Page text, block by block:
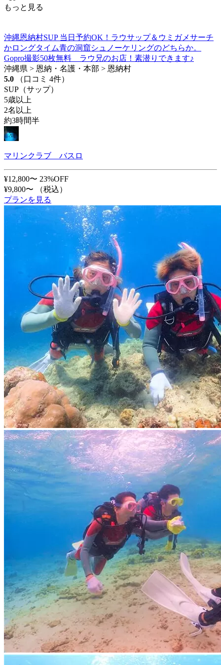
もっと見る
沖縄恩納村SUP 当日予約OK！ラウサップ＆ウミガメサーチ
かロングタイム青の洞窟シュノーケリングのどちらか。
Gopro撮影50枚無料 ラウ兄のお店！素潜りできます♪
沖縄県 > 恩納・名護・本部 > 恩納村
5.0
（口コミ 4件）
SUP（サップ）
5歳以上
2名以上
約3時間半
マリンクラブ バスロ
¥12,800〜 23%OFF
¥9,800〜
（税込）
プランを見る